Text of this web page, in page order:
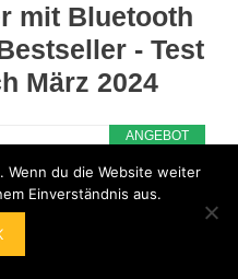
mit Bluetooth
- Test
März 2024
ANGEBOT
Wenn du die Website weiter
Einverständnis aus.